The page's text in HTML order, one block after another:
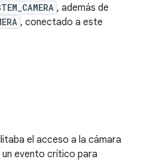
, además de
, conectado a este
el acceso a la cámara
un evento crítico para